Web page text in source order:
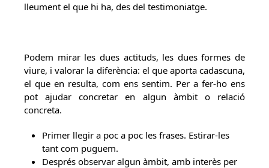
lleument el que hi ha, des del testimoniatge.
Podem mirar les dues actituds, les dues formes de
viure, i valorar la diferència: el que aporta cadascuna,
el que en resulta, com ens sentim. Per a fer-ho ens
pot ajudar concretar en algun àmbit o relació
concreta.
Primer llegir a poc a poc les frases. Estirar-les
tant com puguem.
Després observar algun àmbit, amb interès per